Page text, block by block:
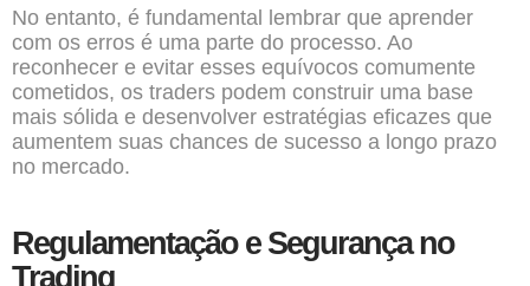
No entanto, é fundamental lembrar que aprender
com os erros é uma parte do processo. Ao
reconhecer e evitar esses equívocos comumente
cometidos, os traders podem construir uma base
mais sólida e desenvolver estratégias eficazes que
aumentem suas chances de sucesso a longo prazo
no mercado.
Regulamentação e Segurança no
Trading